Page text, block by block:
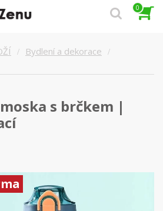
0
Bydlení a dekorace
s brčkem |